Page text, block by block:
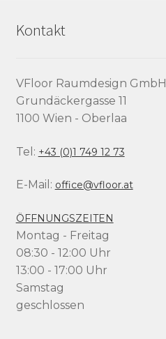
Kontakt
VFloor Raumdesign GmbH
Grundäckergasse 11
1100 Wien - Oberlaa
Tel: +43 (0)1 749 12 73
E-Mail: office@vfloor.at
ÖFFNUNGSZEITEN
Montag - Freitag
08:30 - 12:00 Uhr
13:00 - 17:00 Uhr
Samstag
geschlossen